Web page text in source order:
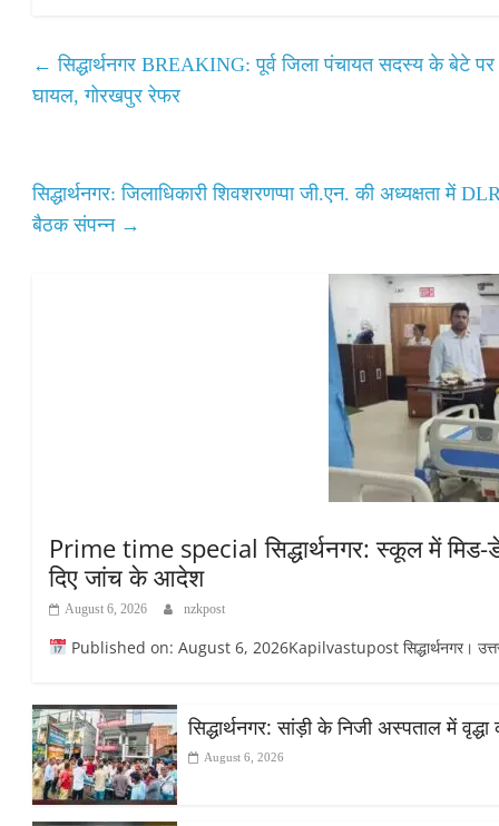
A
pp
ok r
← सिद्धार्थनगर BREAKING: पूर्व जिला पंचायत सदस्य के बेटे
घायल, गोरखपुर रेफर
सिद्धार्थनगर: जिलाधिकारी शिवशरणप्पा जी.एन. की अध्यक्षता में
बैठक संपन्न →
Prime time special सिद्धार्थनगर: स्कूल में मिड-
दिए जांच के आदेश
August 6, 2026 nzkpost
Published on: August 6, 2026Kapilvastupost सिद्धार्थनगर। उत्तर
सिद्धार्थनगर: सांड़ी के निजी अस्पताल में
August 6, 2026